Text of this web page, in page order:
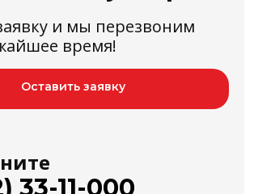
и мы перезвоним
время!
Оcтавить заявку
33-11-000